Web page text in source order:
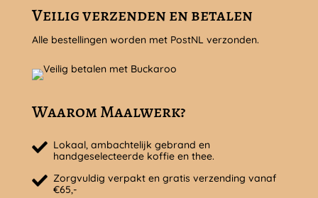
Veilig verzenden en betalen
Alle bestellingen worden met PostNL verzonden.
Waarom Maalwerk?
Lokaal, ambachtelijk gebrand en
handgeselecteerde koffie en thee.
Zorgvuldig verpakt en gratis verzending vanaf
€65,-